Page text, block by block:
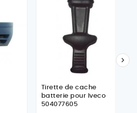
Tirette de cache
batterie pour Iveco
504077605
